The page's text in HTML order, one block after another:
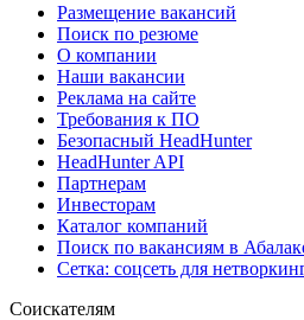
Размещение вакансий
Поиск по резюме
О компании
Наши вакансии
Реклама на сайте
Требования к ПО
Безопасный HeadHunter
HeadHunter API
Партнерам
Инвесторам
Каталог компаний
Поиск по вакансиям в
Сетка: соцсеть для
Соискателям